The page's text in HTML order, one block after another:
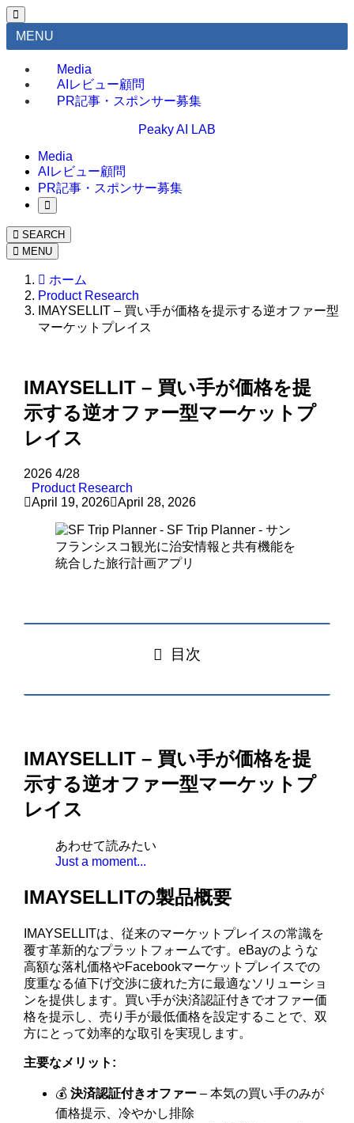
MENU
Media
AIレビュー顧問
PR記事・スポンサー募集
Peaky AI LAB
Media
AIレビュー顧問
PR記事・スポンサー募集
SEARCH
MENU
ホーム
Product Research
IMAYSELLIT – 買い手が価格を提示する逆オファー型
マーケットプレイス
IMAYSELLIT – 買い手が価格を提
示する逆オファー型マーケットプ
レイス
2026 4/28
Product Research
April 19, 2026
April 28, 2026
目次
IMAYSELLIT – 買い手が価格を提
示する逆オファー型マーケットプ
レイス
あわせて読みたい
Just a moment...
IMAYSELLITの製品概要
IMAYSELLITは、従来のマーケットプレイスの常識を
覆す革新的なプラットフォームです。eBayのような
高額な落札価格やFacebookマーケットプレイスでの
度重なる値下げ交渉に疲れた方に最適なソリューショ
ンを提供します。買い手が決済認証付きでオファー価
格を提示し、売り手が最低価格を設定することで、双
方にとって効率的な取引を実現します。
主要なメリット:
💰決済認証付きオファー – 本気の買い手のみが
価格提示、冷やかし排除